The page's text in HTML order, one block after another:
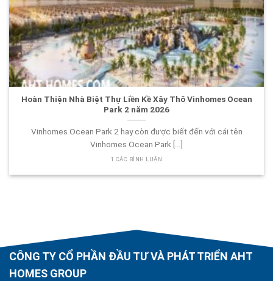
Hoàn Thiện Nhà Biệt Thự Liền Kề Xây Thô Vinhomes Ocean
Park 2 năm 2026
Vinhomes Ocean Park 2 hay còn được biết đến với cái tên
Vinhomes Ocean Park [...]
1 CÁC BÌNH LUẬN
CÔNG TY CỔ PHẦN ĐẦU TƯ VÀ PHÁT TRIỂN AHT
HOMES GROUP